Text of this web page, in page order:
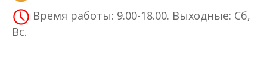
Время работы: 9.00-18.00. Выходные: Сб,
Вс.